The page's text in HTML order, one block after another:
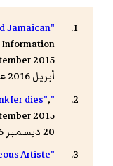
Jamaican
2015.
أبريل 2016 على موقع واي باك مشين.
"Jamaican-born novelist, Anthony Winkler dies"
,
2015.
20 ديسمبر 2016 على موقع واي باك مشين.
Artiste